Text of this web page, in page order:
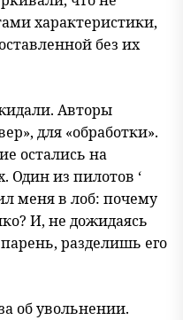
характеристики,
без их
Авторы
для «обработки».
остались на
из пилотов ‘
меня в лоб: почему
И, не дожидаясь
разделишь его
об увольнении.